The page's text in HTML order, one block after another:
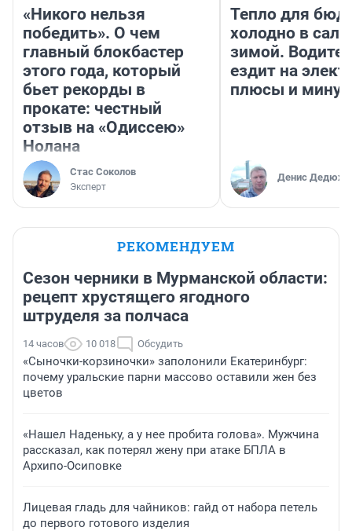
«Никого нельзя
победить». О чем
главный блокбастер
этого года, который
бьет рекорды в
прокате: честный
отзыв на «Одиссею»
Нолана
Стас Соколов
Эксперт
Тепло для
холодно в
зимой.
ездит на
плюсы и
Денис
РЕКОМЕНДУЕМ
Сезон черники в Мурманской области:
рецепт хрустящего ягодного
штруделя за полчаса
14 часов 10 018 Обсудить
«Сыночки-корзиночки» заполонили Екатеринбург:
почему уральские парни массово оставили жен без
цветов
«Нашел Наденьку, а у нее пробита голова». Мужчина
рассказал, как потерял жену при атаке БПЛА в
Архипо-Осиповке
Лицевая гладь для чайников: гайд от набора петель
до первого готового изделия